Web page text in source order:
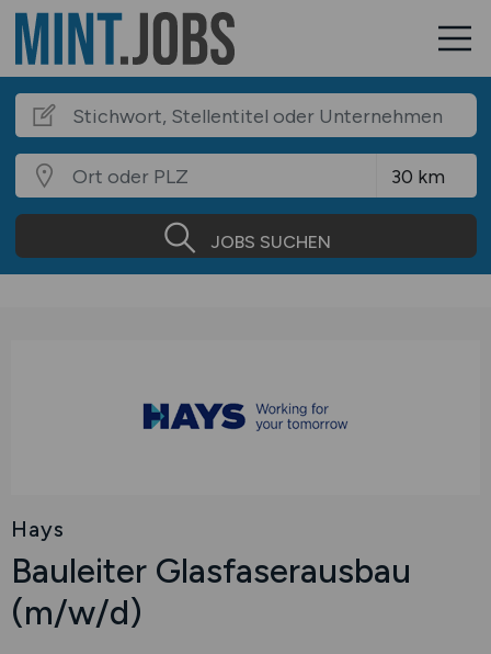
JOBS SUCHEN
Hays
Bauleiter Glasfaserausbau
(m/w/d)